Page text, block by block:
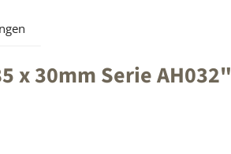
30mm Serie AH032"